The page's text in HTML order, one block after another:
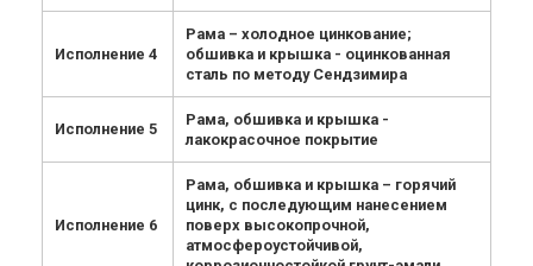
Исполнение 4
Рама – холодное цинкование;
обшивка и крышка - оцинкованная
сталь по методу Сендзимира
Исполнение 5
Рама, обшивка и крышка -
лакокрасочное покрытие
Исполнение 6
Рама, обшивка и крышка – горячий
цинк, с последующим нанесением
поверх высокопрочной,
атмосфероустойчивой,